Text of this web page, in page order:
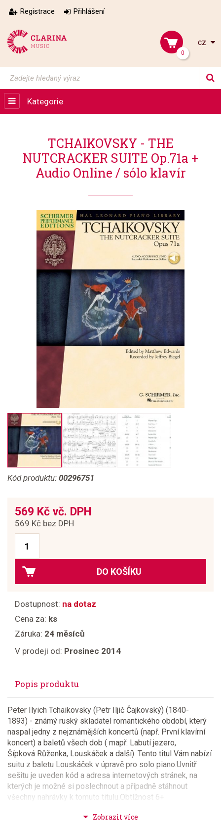
Registrace Přihlášení
0
cz
Kategorie
TCHAIKOVSKY - THE
NUTCRACKER SUITE Op.71a +
Audio Online / sólo klavír
Kód produktu: 00296751
569 Kč vč. DPH
569 Kč bez DPH
DO KOŠÍKU
Dostupnost: na dotaz
Cena za: ks
Záruka: 24 měsíců
V prodeji od: Prosinec 2014
Popis produktu
Peter Ilyich Tchaikovsky (Petr Iljič Čajkovský) (1840-
1893) - známý ruský skladatel romantického období, který
naspal jedny z nejznámějších koncertů (např. První klavírní
koncert) a baletů všech dob ( mapř. Labutí jezero,
Šípková Růženka, Louskáček a další). Tento titul Vám nabízí
suitu z baletu Louskáček v úpravě pro solo piano.Uvnitř
sešitu je uveden kód a adresa internetových stránek, na
kterých je možné si poslechnout a případně stáhnout
všechny nahrávky k tomuto titulu.Obtížnost 6+